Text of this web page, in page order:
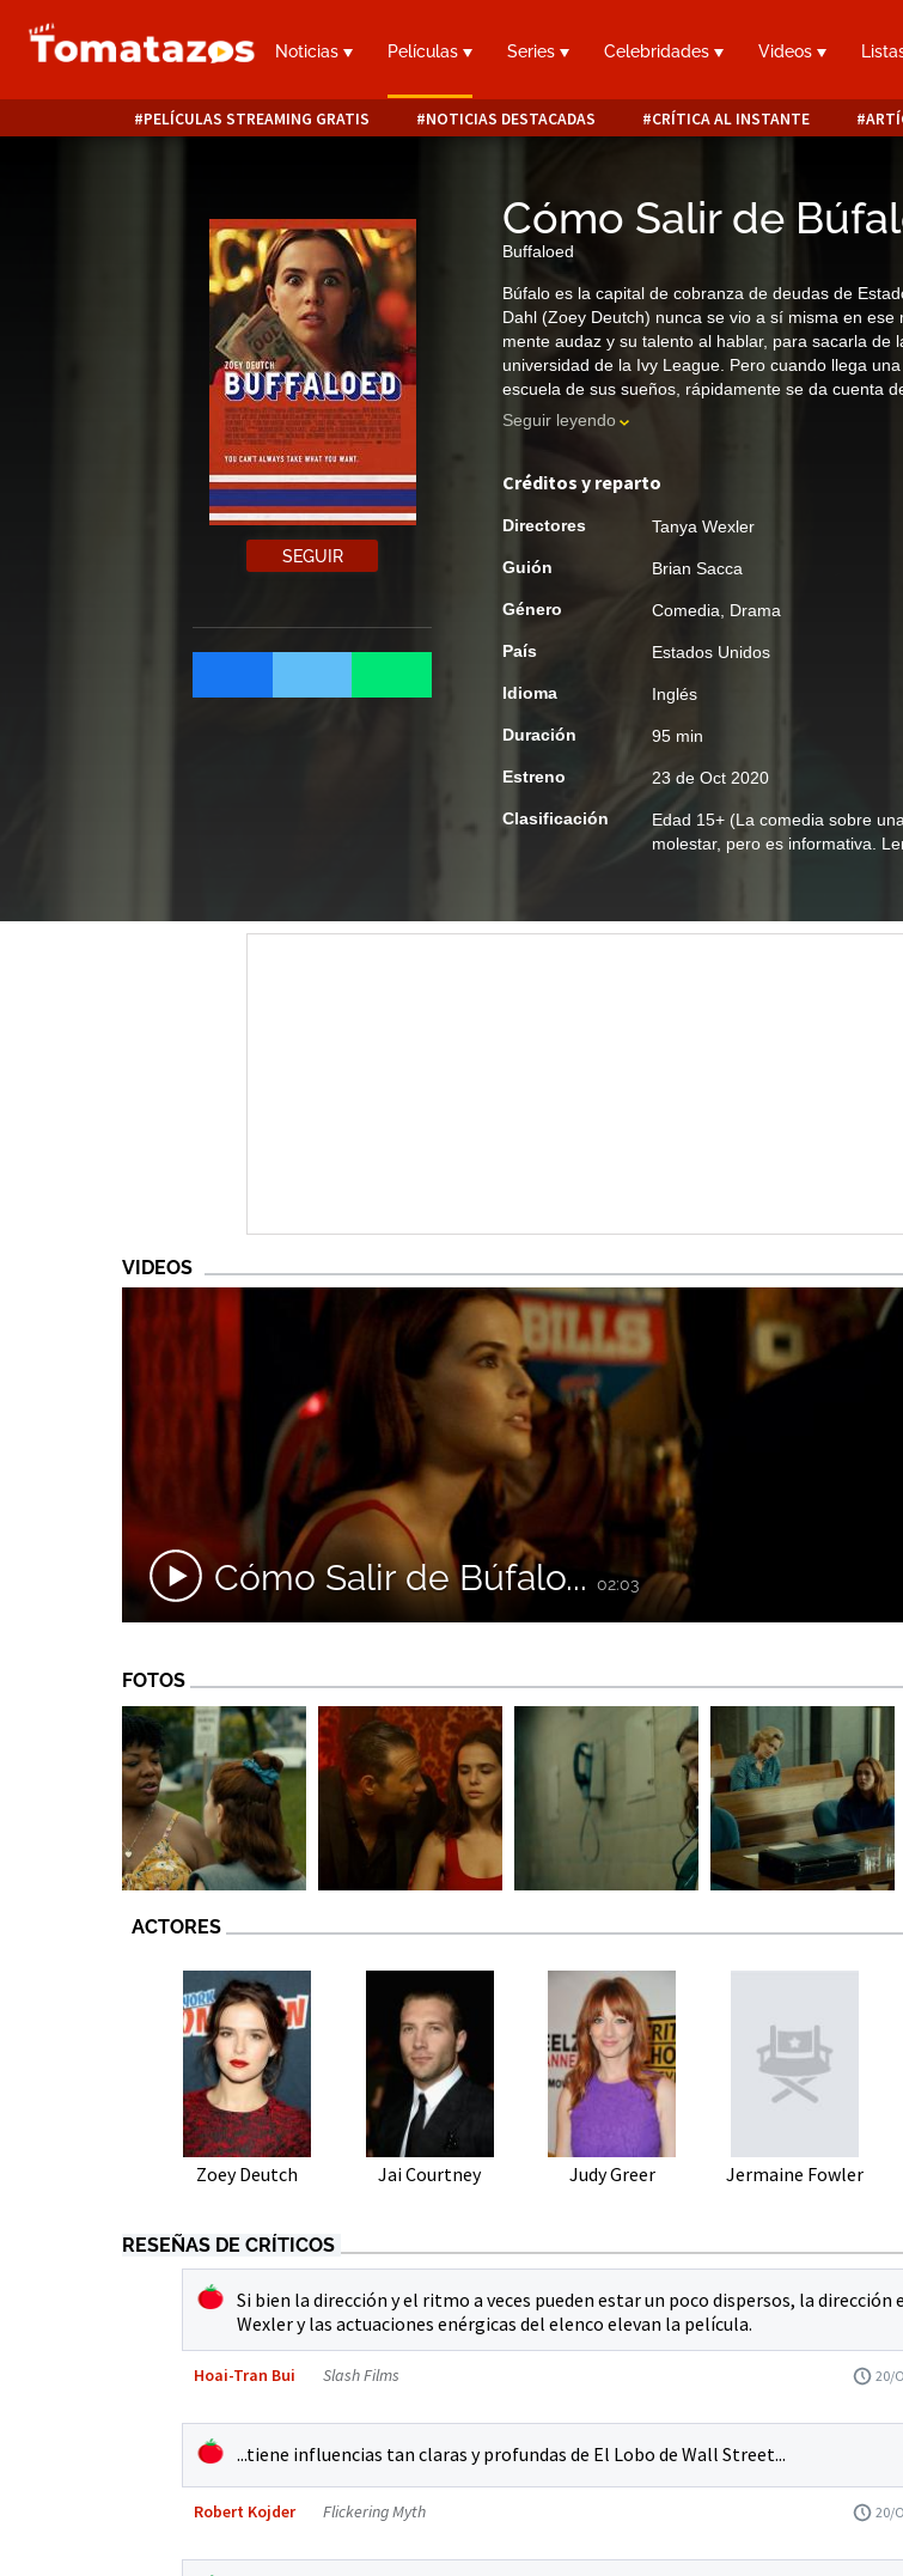
Noticias Películas Series Celebridades Videos
PELÍCULAS STREAMING GRATIS NOTICIAS DESTACADAS CRÍTICA AL INSTANTE
SEGUIR
Cómo Salir de
Buffaloed
Búfalo es la capital de cobranza de deudas de
Dahl (Zoey Deutch) nunca se vio a sí misma en ese
mente audaz y su talento al hablar, para sacarla de
universidad de la Ivy League. Pero cuando llega
escuela de sus sueños, rápidamente se da cuenta de
Seguir leyendo
Créditos y reparto
Directores Tanya Wexler
Guión Brian Sacca
Género Comedia Drama
País Estados Unidos
Idioma Inglés
Duración 95 min
Estreno 23 de Oct 2020
Clasificación Edad 15+ (La comedia sobre
molestar, pero es informativa.
VIDEOS
Cómo Salir de Búfalo... 02:03
FOTOS
ACTORES
Zoey Deutch Jai Courtney Judy Greer Jermaine Fowler
RESEÑAS DE CRÍTICOS
Si bien la dirección y el ritmo a veces pueden estar un poco dispersos, la dirección
Wexler y las actuaciones enérgicas del elenco elevan la película.
Hoai-Tran Bui Slash Films 20/
...tiene influencias tan claras y profundas de El Lobo de Wall Street...
Robert Kojder Flickering Myth 20/